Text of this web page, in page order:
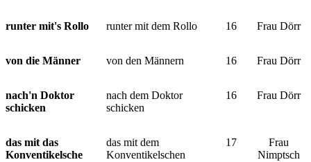
runter mit's Rollo runter mit dem Rollo 16 Frau Dörr
von die Männer von den Männern 16 Frau Dörr
nach'n Doktor
schicken
nach dem Doktor
schicken
16 Frau Dörr
das mit das
Konventikelsche
das mit dem
Konventikelschen
17
Frau
Nimptsch